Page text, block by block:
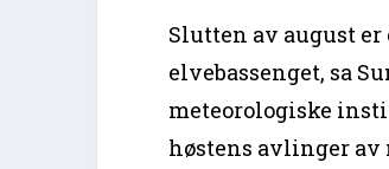
Slutten av august
elvebassenget, sa
meteorologiske
høstens avlinger av